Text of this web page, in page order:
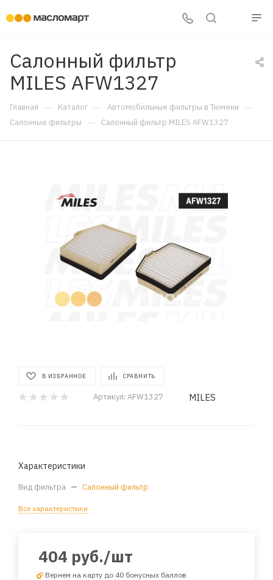
Салонный фильтр
MILES AFW1327
Главная — Каталог — Автомобильные фильтры в Тюмени —
Салонные фильтры — Салонный фильтр MILES AFW1327
В ИЗБРАННОЕ СРАВНИТЬ
Артикул: AFW1327 MILES
Характеристики
Вид фильтра — Салонный фильтр
Все характеристики
404 руб./шт
Вернем на карту до 40 бонусных баллов